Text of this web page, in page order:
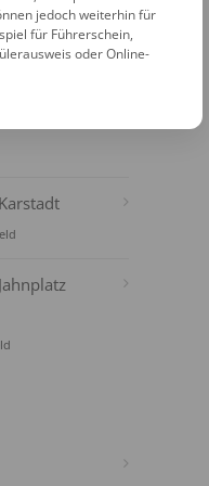
jedoch weiterhin für
für Führerschein,
oder Online-